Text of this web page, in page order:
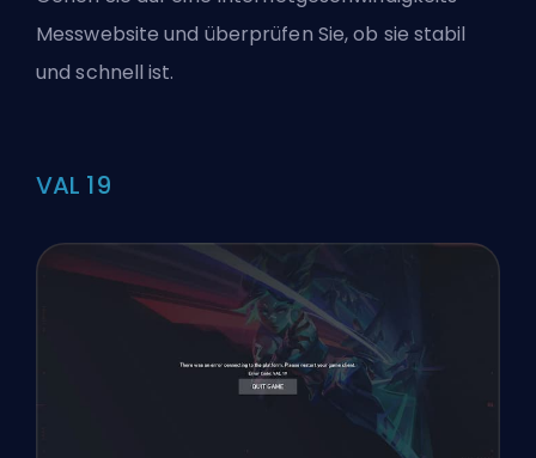
Messwebsite und überprüfen Sie, ob sie stabil
und schnell ist.
VAL 19